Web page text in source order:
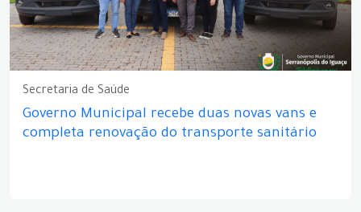
Secretaria de Saúde
Governo Municipal recebe duas novas vans e
completa renovação do transporte sanitário